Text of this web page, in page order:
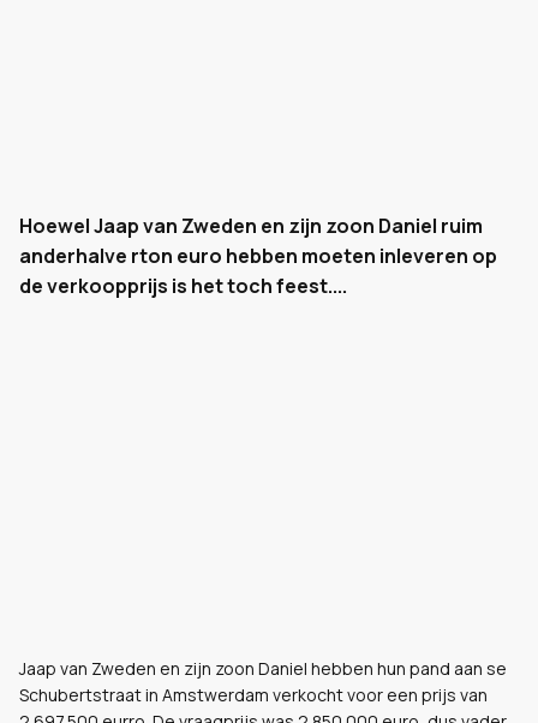
Hoewel Jaap van Zweden en zijn zoon Daniel ruim
anderhalve rton euro hebben moeten inleveren op
de verkoopprijs is het toch feest....
Jaap van Zweden en zijn zoon Daniel hebben hun pand aan se
Schubertstraat in Amstwerdam verkocht voor een prijs van